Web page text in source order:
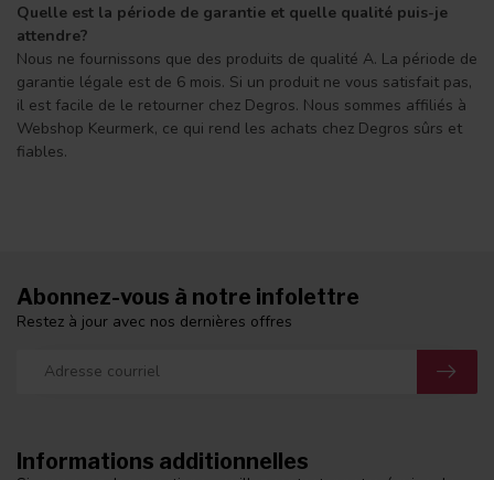
Quelle est la période de garantie et quelle qualité puis-je
attendre?
Nous ne fournissons que des produits de qualité A. La période de
garantie légale est de 6 mois. Si un produit ne vous satisfait pas,
il est facile de le retourner chez Degros. Nous sommes affiliés à
Webshop Keurmerk, ce qui rend les achats chez Degros sûrs et
fiables.
Informations additionnelles
Abonnez-vous à notre infolettre
Restez à jour avec nos dernières offres